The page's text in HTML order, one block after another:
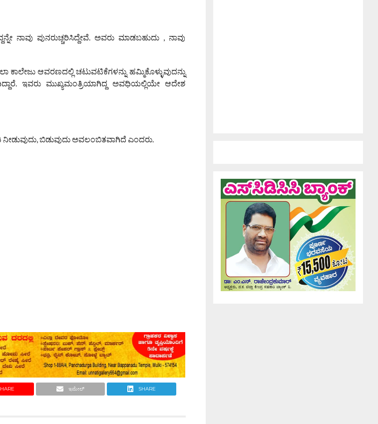
ಪುನರುಚ್ಚರಿಸಿದ್ದೇವೆ. ಅವರು ಮಾಡಬಹುದು , ನಾವು
ಕಾಲೇಜು ಆವರಣದಲ್ಲಿ ಚಟುವಟಿಕೆಗಳನ್ನು ಹಮ್ಮಿಕೊಳ್ಳುವುದನ್ನು
ಇವರು ಮುಖ್ಯಮಂತ್ರಿಯಾಗಿದ್ದ ಅವಧಿಯಲ್ಲಿಯೇ ಆದೇಶ
ಬಿಡುವುದು ಅವಲಂಬಿತವಾಗಿದೆ ಎಂದರು.
ಇಮೇಲ್ SHARE